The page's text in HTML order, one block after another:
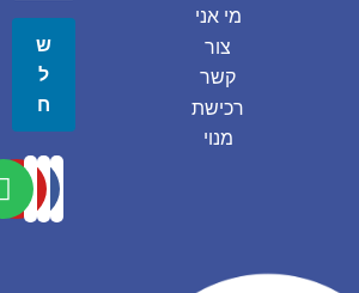
מי אני
צור
קשר
רכישת
מנוי
ש
ל
ח